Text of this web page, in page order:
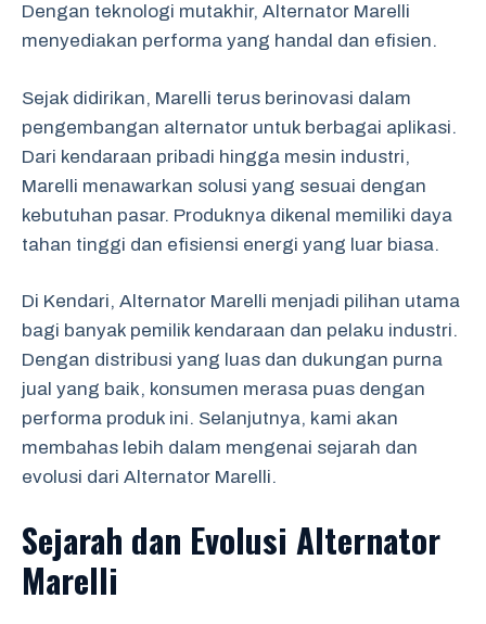
Dengan teknologi mutakhir, Alternator Marelli
menyediakan performa yang handal dan efisien.
Sejak didirikan, Marelli terus berinovasi dalam
pengembangan alternator untuk berbagai aplikasi.
Dari kendaraan pribadi hingga mesin industri,
Marelli menawarkan solusi yang sesuai dengan
kebutuhan pasar. Produknya dikenal memiliki daya
tahan tinggi dan efisiensi energi yang luar biasa.
Di Kendari, Alternator Marelli menjadi pilihan utama
bagi banyak pemilik kendaraan dan pelaku industri.
Dengan distribusi yang luas dan dukungan purna
jual yang baik, konsumen merasa puas dengan
performa produk ini. Selanjutnya, kami akan
membahas lebih dalam mengenai sejarah dan
evolusi dari Alternator Marelli.
Sejarah dan Evolusi Alternator
Marelli